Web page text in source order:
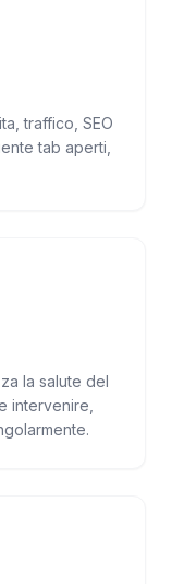
traffico, SEO
tab aperti,
la salute del
intervenire,